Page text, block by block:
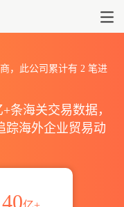
，此公司累计有 2笔进
条海关交易数据，
踪海外企业贸易动
40